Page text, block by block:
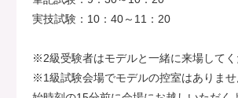
実技試験：10：40～11：20
※2級受験者はモデルと一緒に来場してく
※1級試験会場でモデルの控室はありませ